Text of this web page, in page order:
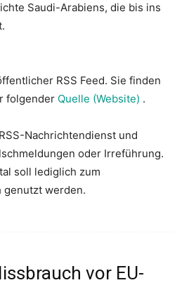
Saudi-Arabiens, die bis ins
RSS Feed. Sie finden
folgender Quelle (Website) .
Nachrichtendienst und
oder Irreführung.
soll lediglich zum
genutzt werden.
vor EU-